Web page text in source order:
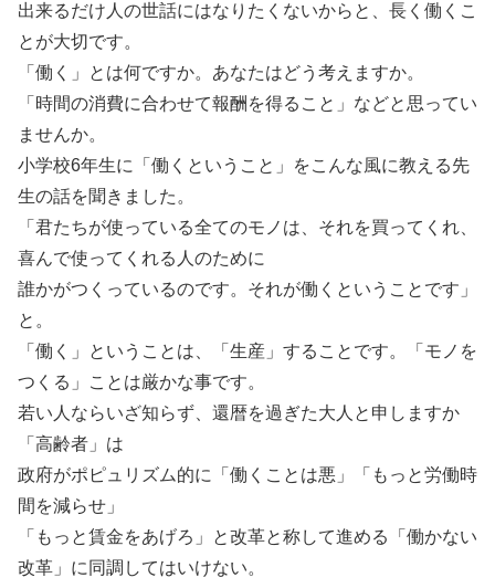
出来るだけ人の世話にはなりたくないからと、長く働くこ
とが大切です。
「働く」とは何ですか。あなたはどう考えますか。
「時間の消費に合わせて報酬を得ること」などと思ってい
ませんか。
小学校6年生に「働くということ」をこんな風に教える先
生の話を聞きました。
「君たちが使っている全てのモノは、それを買ってくれ、
喜んで使ってくれる人のために
誰かがつくっているのです。それが働くということです」
と。
「働く」ということは、「生産」することです。「モノを
つくる」ことは厳かな事です。
若い人ならいざ知らず、還暦を過ぎた大人と申しますか
「高齢者」は
政府がポピュリズム的に「働くことは悪」「もっと労働時
間を減らせ」
「もっと賃金をあげろ」と改革と称して進める「働かない
改革」に同調してはいけない。